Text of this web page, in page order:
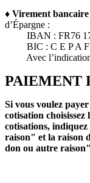
♦ Virement bancaire
d’Épargne :
IBAN : FR76
BIC : C E P A F
Avec l’indication
PAIEMENT
Si vous voulez
cotisation
cotisations,
raison" et la raison
don ou autre raison"